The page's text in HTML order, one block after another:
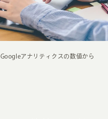
Googleアナリティクスの数値から